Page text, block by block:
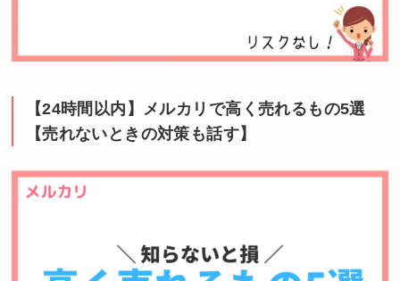
【24時間以内】メルカリで高く売れるもの5選
【売れないときの対策も話す】